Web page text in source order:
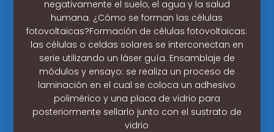
negativamente el suelo, el agua y la salud
humana. ¿Cómo se forman las células
fotovoltaicas?Formación de células fotovoltaicas:
las células o celdas solares se interconectan en
serie utilizando un láser guía. Ensamblaje de
módulos y ensayo: se realiza un proceso de
laminación en el cual se coloca un adhesivo
polimérico y una placa de vidrio para
posteriormente sellarlo junto con el sustrato de
vidrio